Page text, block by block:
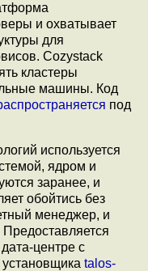
и охватывает
для
Cozystack
кластеры
машины. Код
под
используется
ядром и
заранее, и
обойтись без
менеджер, и
Предоставляется
центре с
talos-